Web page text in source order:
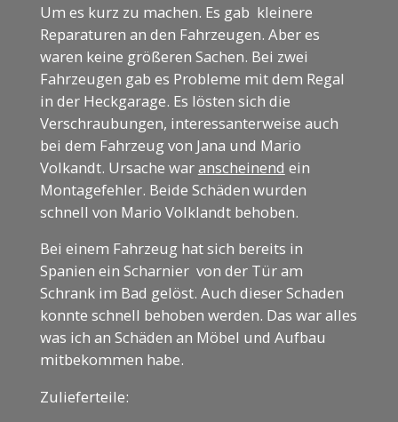
Um es kurz zu machen. Es gab kleinere
Reparaturen an den Fahrzeugen. Aber es
waren keine größeren Sachen. Bei zwei
Fahrzeugen gab es Probleme mit dem Regal
in der Heckgarage. Es lösten sich die
Verschraubungen, interessanterweise auch
bei dem Fahrzeug von Jana und Mario
Volkandt. Ursache waranscheinend ein
Montagefehler. Beide Schäden wurden
schnell von Mario Volklandt behoben.
Bei einem Fahrzeug hat sich bereits in
Spanien ein Scharnier von der Tür am
Schrank im Bad gelöst. Auch dieser Schaden
konnte schnell behoben werden. Das war alles
was ich an Schäden an Möbel und Aufbau
mitbekommen habe.
Zulieferteile: